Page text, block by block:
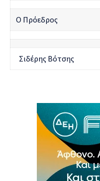
Ο Πρόεδρος
Σιδέρης Βότσης